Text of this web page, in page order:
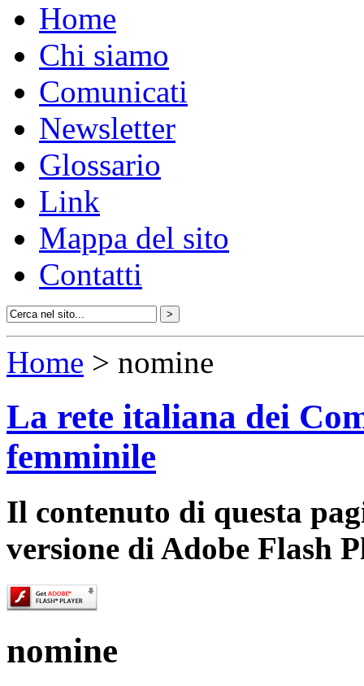
Home
Chi siamo
Comunicati
Newsletter
Glossario
Link
Mappa del sito
Contatti
Home > nomine
La rete italiana dei
femminile
Il contenuto di questa
versione di Adobe Flash
nomine